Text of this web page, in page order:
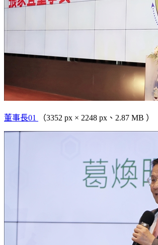
董事長01 （3352 px × 2248 px、2.87 MB ）